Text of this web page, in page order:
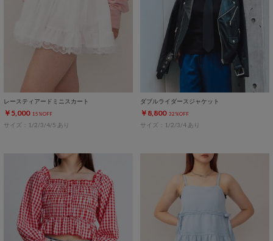
レースティアードミニスカート
￥5,000 15%OFF
サイズ：1/2/3/4/5 あり
ダブルライダースジャケット
￥8,800 32%OFF
サイズ：1/2/3/4 あり